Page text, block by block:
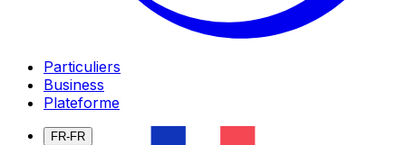
Particuliers
Business
Plateforme
FR-FR